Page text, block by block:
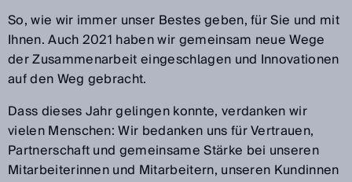
So, wie wir immer unser Bestes geben, für Sie und mit
Ihnen. Auch 2021 haben wir gemeinsam neue Wege
der Zusammenarbeit eingeschlagen und Innovationen
auf den Weg gebracht.
Dass dieses Jahr gelingen konnte, verdanken wir
vielen Menschen: Wir bedanken uns für Vertrauen,
Partnerschaft und gemeinsame Stärke bei unseren
Mitarbeiterinnen und Mitarbeitern, unseren Kundinnen